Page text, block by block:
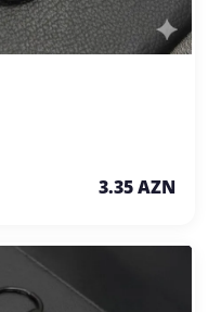
3.35 AZN